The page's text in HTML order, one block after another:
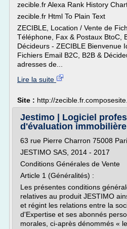
zecible.fr Alexa Rank History
zecible.fr Html To Plain Text
ZECIBLE, Location / Vente de
Téléphone, Fax & Postaux BtoC,
Décideurs - ZECIBLE Bienvenue
Fichiers Email B2C, B2B &
adresses de...
Lire la suite
Site : http://
Jestimo | Logiciel
d'évaluation immobilière
63 rue Pierre Charron 75008
JESTIMO SAS, 2014 - 2017
Conditions Générales de Vente
Article 1 (Généralités) :
Les présentes conditions
relatives au produit JESTIMO
et régint les relations entre la
d'Expertise et ses abonnés
morales, ci-après dénommés « le